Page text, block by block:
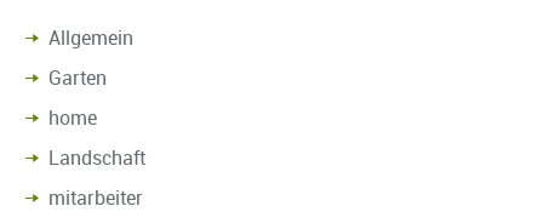
Allgemein
Garten
home
Landschaft
mitarbeiter